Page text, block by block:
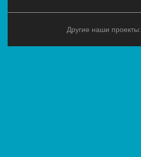
Другие наши проекты: